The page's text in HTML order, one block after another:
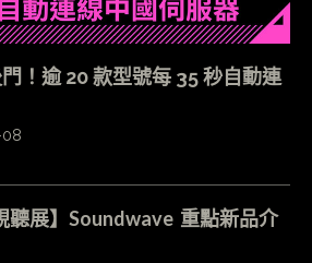
！逾 20 款型號每 35 秒自動連
聽展】Soundwave 重點新品介